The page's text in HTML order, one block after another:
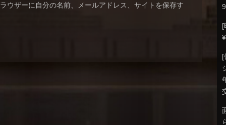
ウザーに自分の名前、メールアドレス、サイトを保存す
[
[